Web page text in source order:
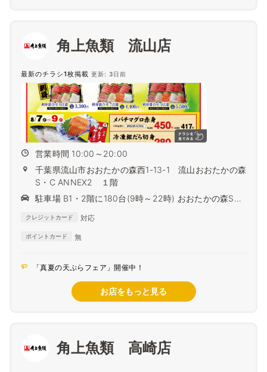
角上魚類 流山店
最新のチラシ1枚掲載 更新: 3日前
営業時間 10:00～20:00
千葉県流山市おおたかの森西1-13-1 流山おおたかの森
S・C ANNEX2 １階
駐車場 B1・2階に180台(9時～22時) おおたかの森S・
クレジットカード 対応
ポイントカード 無
「真夏の天ぷらフェア」開催中！
お店をもっと見る
角上魚類 高崎店